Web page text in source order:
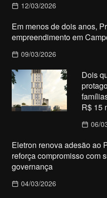
12/03/2026
Em menos de dois anos,
empreendimento em
09/03/2026
Dois
R$ 15
06/
Eletron renova adesão ao
reforça compromisso com
governança
04/03/2026